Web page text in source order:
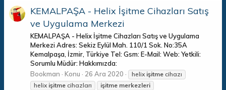
KEMALPAŞA - Helix İşitme Cihazları Satış
ve Uygulama Merkezi
KEMALPAŞA - Helix İşitme Cihazları Satış ve Uygulama
Merkezi Adres: Sekiz Eylül Mah. 110/1 Sok. No:35A
Kemalpaşa, İzmir, Türkiye Tel: Gsm: E-Mail: Web: Yetkili:
Sorumlu Müdür: Hakkımızda:
Bookman
Konu 26 Ara 2020 helix işitme cihazı
helix işitme cihazları işitme merkezleri